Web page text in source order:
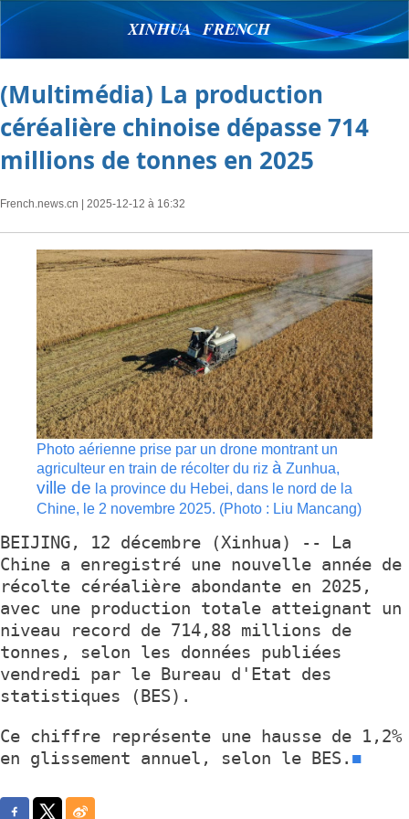
XINHUA FRENCH
(Multimédia) La production
céréalière chinoise dépasse 714
millions de tonnes en 2025
French.news.cn | 2025-12-12 à 16:32
Photo aérienne prise par un drone montrant un
agriculteur en train de récolter du riz à Zunhua,
ville de la province du Hebei, dans le nord de la
Chine, le 2 novembre 2025. (Photo : Liu Mancang)
BEIJING, 12 décembre (Xinhua) -- La
Chine a enregistré une nouvelle année de
récolte céréalière abondante en 2025,
avec une production totale atteignant un
niveau record de 714,88 millions de
tonnes, selon les données publiées
vendredi par le Bureau d'Etat des
statistiques (BES).
Ce chiffre représente une hausse de 1,2%
en glissement annuel, selon le BES. ■